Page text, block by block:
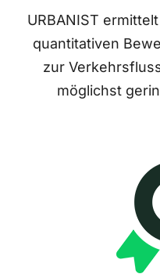
URBANIST
quantitativen
zur
möglichst